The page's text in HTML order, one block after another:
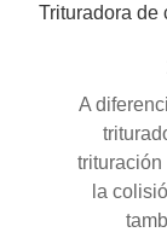
Trituradora de
A
la